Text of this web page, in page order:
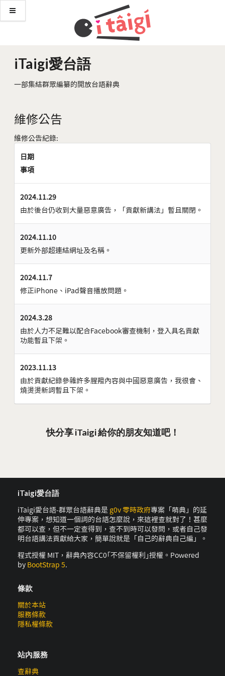
iTaigi愛台語
一部集結群眾編纂的開放台語辭典
維修公告
維修公告紀錄:
日期
事項
2024.11.29
由於後台仍收到大量惡意廣告，「貢獻新講法」暫且關閉。
2024.11.10
更新外部超連結網址及名稱。
2024.11.7
修正iPhone、iPad聲音播放問題。
2024.3.28
由於人力不足難以配合Facebook審查機制，登入具名貢獻
功能暫且下架。
2023.11.13
由於貢獻紀錄參雜許多腥羶內容與中國惡意廣告，我很會、
燒燙燙新詞暫且下架。
快分享 iTaigi 給你的朋友知道吧！
iTaigi愛台語
iTaigi愛台語-群眾台語辭典是 g0v 零時政府專案「萌典」的延
伸專案，想知道一個詞的台語怎麼說，來這裡查就對了！甚麼
都可以查，但不一定查得到，查不到時可以發問，或者自己發
明台語講法貢獻給大家，簡單說就是「自己的辭典自己編」。
程式授權 MIT，辭典內容CC0｢不保留權利｣授權。Powered
by BootStrap 5.
條款
關於本站
服務條款
隱私權條款
站內服務
查辭典